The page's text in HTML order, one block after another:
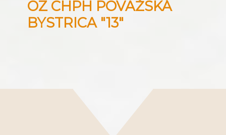
OZ CHPH POVAŽSKÁ
BYSTRICA "13"